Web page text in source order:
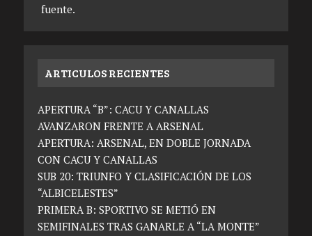
fuente.
ARTICULOS RECIENTES
APERTURA “B”: CACU Y CANALLAS
AVANZARON FRENTE A ARSENAL
APERTURA: ARSENAL, EN DOBLE JORNADA
CON CACU Y CANALLAS
SUB 20: TRIUNFO Y CLASIFICACIÓN DE LOS
“ALBICELESTES”
PRIMERA B: SPORTIVO SE METIÓ EN
SEMIFINALES TRAS GANARLE A “LA MONTE”